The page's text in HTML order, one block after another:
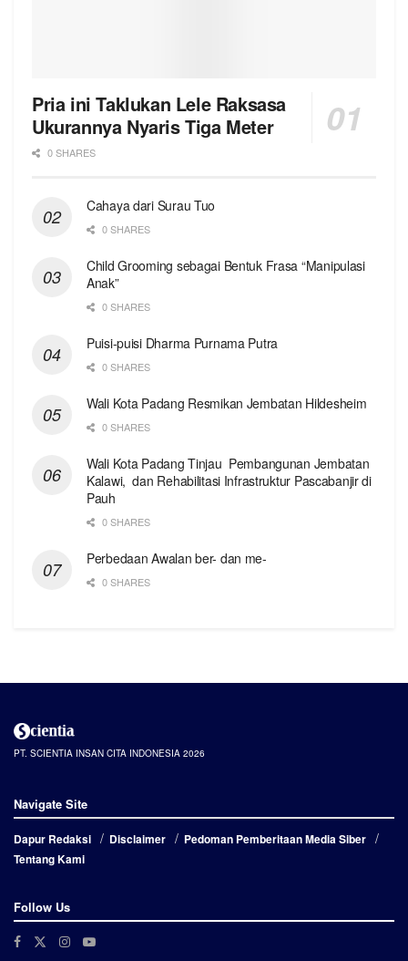
Pria ini Taklukan Lele Raksasa
Ukurannya Nyaris Tiga Meter
0 SHARES
Cahaya dari Surau Tuo
0 SHARES
Child Grooming sebagai Bentuk Frasa “Manipulasi
Anak”
0 SHARES
Puisi-puisi Dharma Purnama Putra
0 SHARES
Wali Kota Padang Resmikan Jembatan Hildesheim
0 SHARES
Wali Kota Padang Tinjau Pembangunan Jembatan
Kalawi, dan Rehabilitasi Infrastruktur Pascabanjir di
Pauh
0 SHARES
Perbedaan Awalan ber- dan me-
0 SHARES
PT. SCIENTIA INSAN CITA INDONESIA 2026
Navigate Site
Dapur Redaksi Disclaimer
Pedoman Pemberitaan Media Siber
Tentang Kami
Follow Us